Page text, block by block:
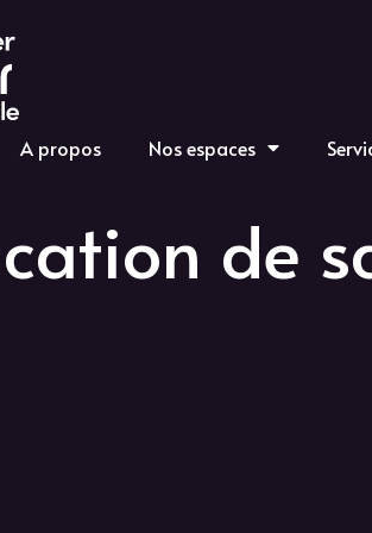
A propos Nos espaces
de